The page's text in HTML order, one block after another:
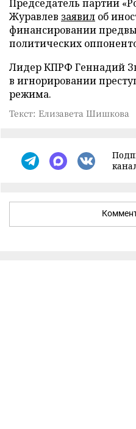
Председатель партии
Журавлев заявил об
финансировании
политических
Лидер КПРФ Геннадий
в игнорировании
режима.
Текст: Елизавета Шишкова